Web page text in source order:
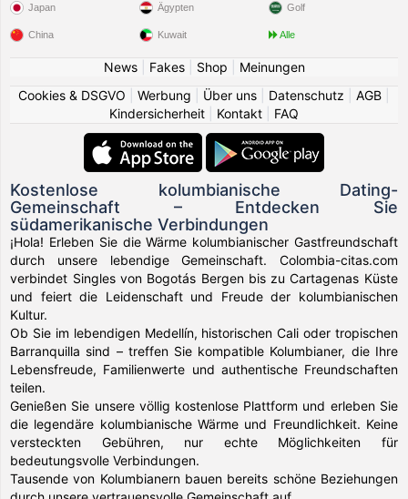
Japan
China
Ägypten
Kuwait
Golf
Alle
News| Fakes| Shop
Meinungen
Cookies & DSGVO
Werbung Über uns Datenschutz AGB
Kindersicherheit
Kontakt FAQ
Kostenlose kolumbianische Dating-
Gemeinschaft – Entdecken Sie
südamerikanische Verbindungen
¡Hola! Erleben Sie die Wärme kolumbianischer Gastfreundschaft
durch unsere lebendige Gemeinschaft. Colombia-citas.com
verbindet Singles von Bogotás Bergen bis zu Cartagenas Küste
und feiert die Leidenschaft und Freude der kolumbianischen
Kultur.
Ob Sie im lebendigen Medellín, historischen Cali oder tropischen
Barranquilla sind – treffen Sie kompatible Kolumbianer, die Ihre
Lebensfreude, Familienwerte und authentische Freundschaften
teilen.
Genießen Sie unsere völlig kostenlose Plattform und erleben Sie
die legendäre kolumbianische Wärme und Freundlichkeit. Keine
versteckten Gebühren, nur echte Möglichkeiten für
bedeutungsvolle Verbindungen.
Tausende von Kolumbianern bauen bereits schöne Beziehungen